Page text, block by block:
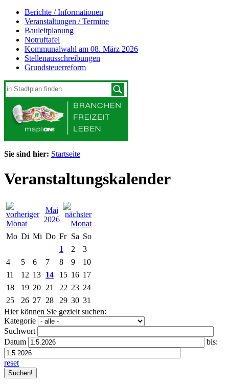
Berichte / Informationen
Veranstaltungen / Termine
Bauleitplanung
Notruftafel
Kommunalwahl am 08. März 2026
Stellenausschreibungen
Grundsteuerreform
Sie sind hier: Startseite
Veranstaltungskalender
Mai
2026
Mo Di Mi Do Fr Sa So
1
2
3
4
5 6 7 8 9
10
11
12 13 14 15 16 17
18
19 20 21 22 23 24
25
26 27 28 29 30 31
Hier können Sie gezielt suchen:
Kategorie
Suchwort
Datum
bis:
reset